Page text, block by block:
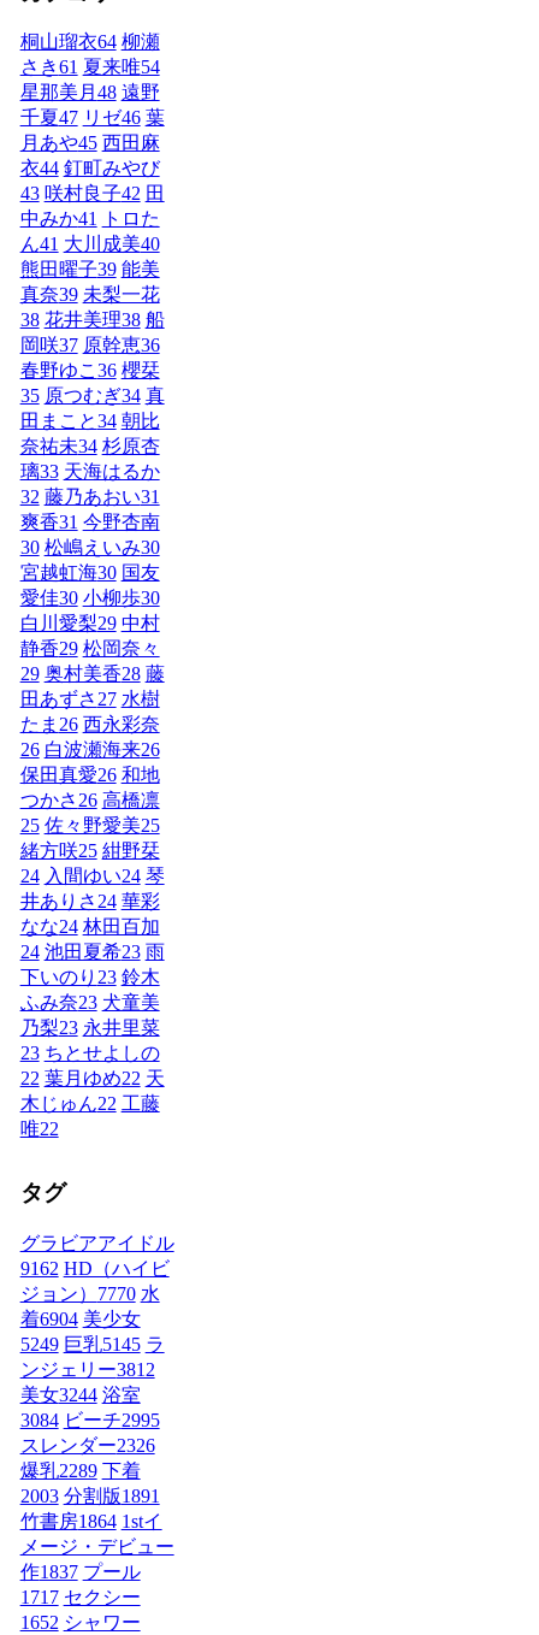
桐山瑠衣64 柳瀬
さき61 夏来唯54
星那美月 48 遠野
千夏47 リゼ46 葉
月あや45 西田麻
衣44 釘町みやび
43 咲村良子42 田
中みか41
トロた
ん41 大川成美40
熊田曜子39 能美
真奈39 未梨一花
38 花井美理38 船
岡咲37 原幹恵36
春野ゆこ36 櫻栞
35 原つむぎ34 真
田まこと34 朝比
奈祐未34 杉原杏
璃33 天海はるか
32 藤乃あおい31
爽香31 今野杏南
30 松嶋えいみ30
宮越虹海30 国友
愛佳30 小柳歩30
白川愛梨29 中村
静香29 松岡奈々
29 奥村美香28 藤
田あずさ27 水樹
たま 26 西永彩奈
26 白波瀬海来26
保田真愛26 和地
つかさ26 高橋凛
25 佐々野愛美25
緒方咲25 紺野栞
24 入間ゆい24 琴
井ありさ24 華彩
なな24 林田百加
24 池田夏希23 雨
下いのり 23 鈴木
ふみ奈23 犬童美
乃梨23 永井里菜
23 ちとせよしの
22 葉月ゆめ22 天
木じゅん22 工藤
唯22
タグ
グラビアアイドル
9162 HD（ハイビ
ジョン） 7770 水
着6904 美少女
5249 巨乳5145 ラ
ンジェリー3812
美女3244 浴室
3084 ビーチ2995
スレンダー2326
爆乳2289 下着
2003 分割版1891
竹書房1864 1stイ
メージ・デビュー
作1837 プール
1717 セクシー
1652 シャワー